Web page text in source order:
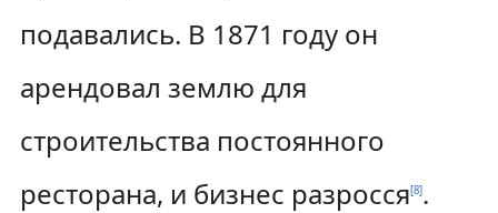
подавались. В 1871 году он
арендовал землю для
строительства постоянного
ресторана, и бизнес разросся[8].